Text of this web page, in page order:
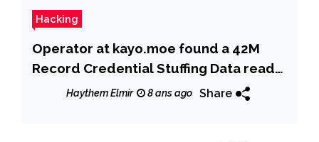
Hacking
Operator at kayo.moe found a 42M
Record Credential Stuffing Data ready
to useHaythem Elmir 8 ans ago Share